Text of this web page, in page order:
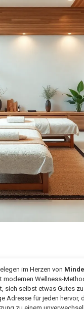
im Herzen von
Wellness-
sich selbst etwas Gutes
Adresse für jeden